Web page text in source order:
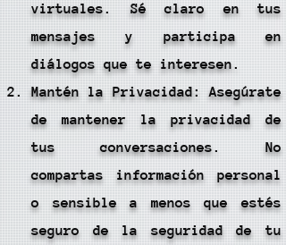
virtuales. Sé claro en tus
mensajes y participa en
diálogos que te interesen.
Mantén la Privacidad: Asegúrate
de mantener la privacidad de
tus conversaciones. No
compartas información personal
o sensible a menos que estés
seguro de la seguridad de tu